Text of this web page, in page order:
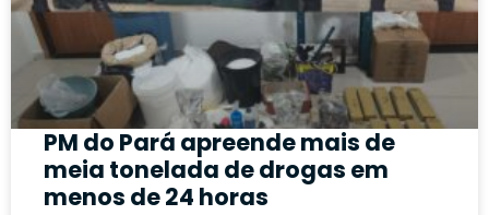
PM do Pará apreende mais de
meia tonelada de drogas em
menos de 24 horas